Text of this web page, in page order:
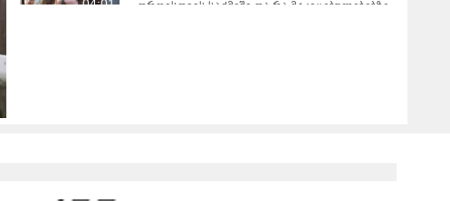
04:01
დროისთვის საქმეში და რა მტკიცებულებებზე